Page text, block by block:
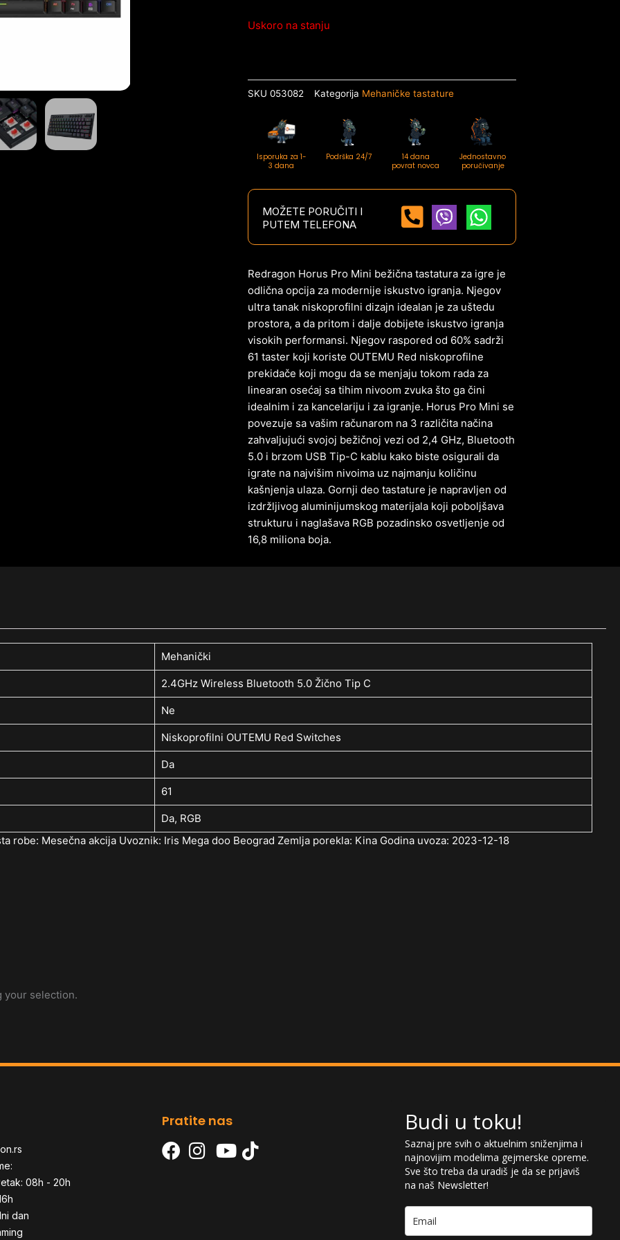
Uskoro na stanju
SKU053082 Kategorija Mehaničke tastature
Isporuka za 1-
3 dana
Podrška 24/7
14 dana
povrat novca
Jednostavno
poručivanje
MOŽETE PORUČITI I
PUTEM TELEFONA
Redragon Horus Pro Mini bežična tastatura za igre je
odlična opcija za modernije iskustvo igranja. Njegov
ultra tanak niskoprofilni dizajn idealan je za uštedu
prostora, a da pritom i dalje dobijete iskustvo igranja
visokih performansi. Njegov raspored od 60% sadrži
61 taster koji koriste OUTEMU Red niskoprofilne
prekidače koji mogu da se menjaju tokom rada za
linearan osećaj sa tihim nivoom zvuka što ga čini
idealnim i za kancelariju i za igranje. Horus Pro Mini se
povezuje sa vašim računarom na 3 različita načina
zahvaljujući svojoj bežičnoj vezi od 2,4 GHz, Bluetooth
5.0 i brzom USB Tip-C kablu kako biste osigurali da
igrate na najvišim nivoima uz najmanju količinu
kašnjenja ulaza. Gornji deo tastature je napravljen od
izdržljivog aluminijumskog materijala koji poboljšava
strukturu i naglašava RGB pozadinsko osvetljenje od
16,8 miliona boja.
Mehanički
2.4GHz Wireless Bluetooth 5.0 Žično Tip C
Ne
Niskoprofilni OUTEMU Red Switches
Da
61
Da, RGB
robe: Mesečna akcija Uvoznik: Iris Mega doo Beograd Zemlja porekla: Kina Godina uvoza: 2023-12-18
your selection.
08h - 20h
dan
Pratite nas Budi u toku!
Saznaj pre svih o aktuelnim sniženjima i
najnovijim modelima gejmerske opreme.
Sve što treba da uradiš je da se prijaviš
na naš Newsletter!